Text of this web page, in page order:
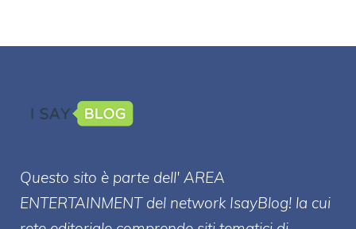
Questo sito è parte dell' AREA
ENTERTAINMENT del network IsayBlog! la cui